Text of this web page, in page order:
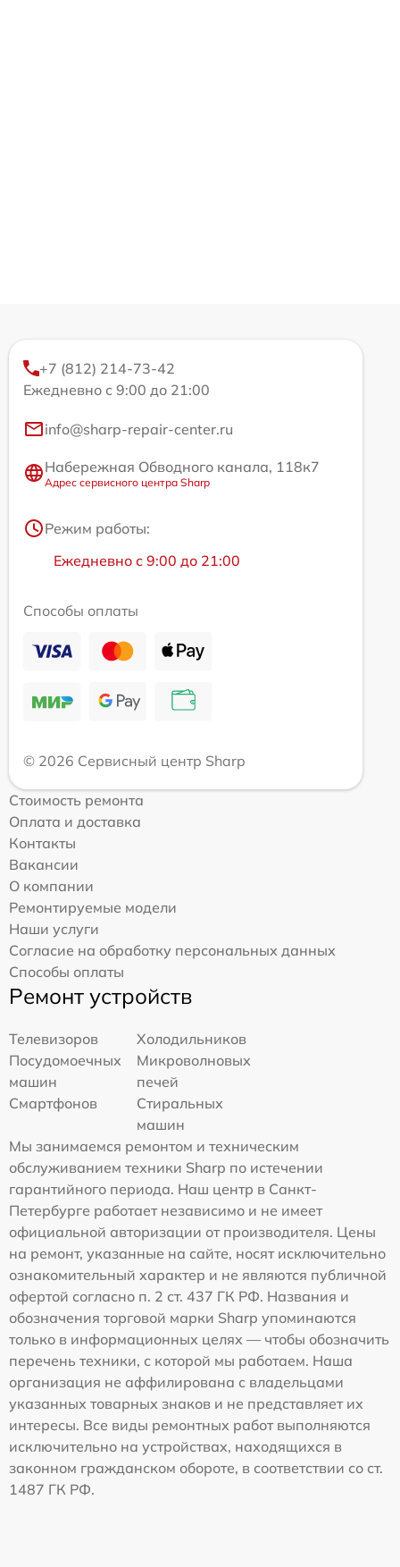
+7 (812) 214-73-42
Ежедневно с 9:00 до 21:00
info@sharp-repair-center.ru
Набережная Обводного канала, 118к7
Адрес сервисного центра Sharp
Режим работы:
Ежедневно с 9:00 до 21:00
Способы оплаты
© 2026 Сервисный центр Sharp
Стоимость ремонта
Оплата и доставка
Контакты
Вакансии
О компании
Ремонтируемые модели
Наши услуги
Согласие на обработку персональных данных
Способы оплаты
Ремонт устройств
Телевизоров
Холодильников
Посудомоечных
машин
Микроволновых
печей
Смартфонов
Стиральных
машин
Мы занимаемся ремонтом и техническим
обслуживанием техники Sharp по истечении
гарантийного периода. Наш центр в Санкт-
Петербурге работает независимо и не имеет
официальной авторизации от производителя. Цены
на ремонт, указанные на сайте, носят исключительно
ознакомительный характер и не являются публичной
офертой согласно п. 2 ст. 437 ГК РФ. Названия и
обозначения торговой марки Sharp упоминаются
только в информационных целях — чтобы обозначить
перечень техники, с которой мы работаем. Наша
организация не аффилирована с владельцами
указанных товарных знаков и не представляет их
интересы. Все виды ремонтных работ выполняются
исключительно на устройствах, находящихся в
законном гражданском обороте, в соответствии со ст.
1487 ГК РФ.